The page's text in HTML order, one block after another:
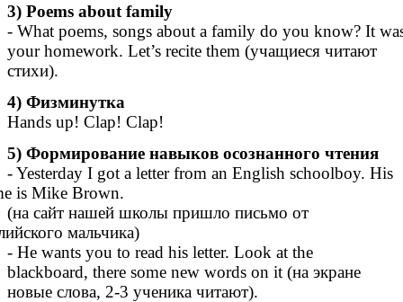
3) Poems about family
- What poems, songs about a family do you know? It
your homework. Let’s recite them (учащиеся читают
стихи).
4) Физминутка
Hands up! Clap! Clap!
5) Формирование навыков осознанного чтения
- Yesterday I got a letter from an English schoolboy. His
is Mike Brown.
(на сайт нашей школы пришло письмо от
мальчика)
- He wants you to read his letter. Look at the
blackboard, there some new words on it (на экране
новые слова, 2-3 ученика читают).